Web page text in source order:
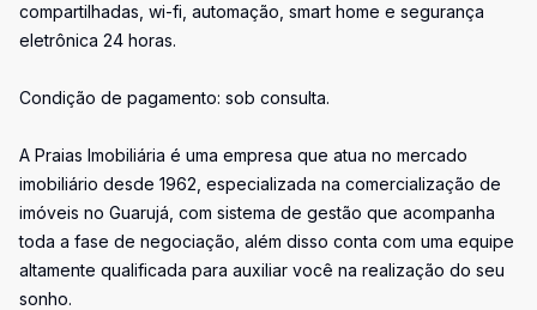
compartilhadas, wi-fi, automação, smart home e segurança
eletrônica 24 horas.
Condição de pagamento: sob consulta.
A Praias Imobiliária é uma empresa que atua no mercado
imobiliário desde 1962, especializada na comercialização de
imóveis no Guarujá, com sistema de gestão que acompanha
toda a fase de negociação, além disso conta com uma equipe
altamente qualificada para auxiliar você na realização do seu
sonho.